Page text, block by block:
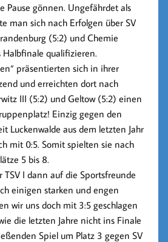
Pause gönnen. Ungefährdet als
man sich nach Erfolgen über SV
(5:2) und Chemie
qualifizieren.
präsentierten sich in ihrer
und erreichten dort nach
III (5:2) und Geltow (5:2) einen
Einzig gegen den
Luckenwalde aus dem letzten Jahr
mit 0:5. Somit spielten sie nach
5 bis 8.
I dann auf die Sportsfreunde
einigen starken und engen
wir uns doch mit 3:5 geschlagen
die letzten Jahre nicht ins Finale
Spiel um Platz 3 gegen SV